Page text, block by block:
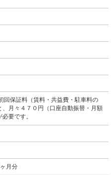
回保証料（賃料・共益費・駐車料の
、月々４７０円（口座自動振替・月額
要です。
月分